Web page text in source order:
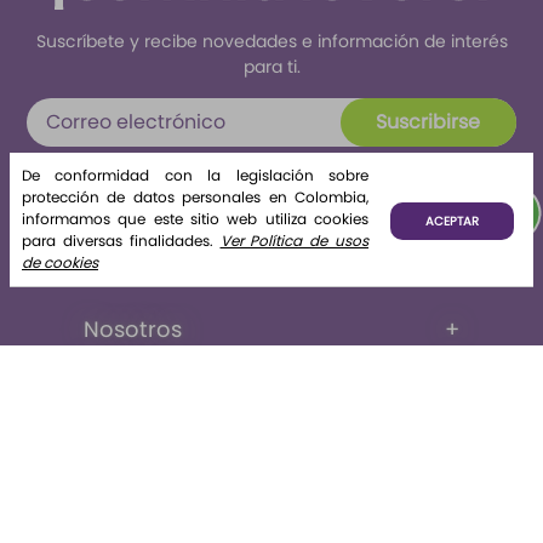
Suscríbete y recibe novedades e información de interés
para ti.
Suscribirse
Al enviar tus datos declaras haber leído y aceptado el
tratamiento de datos personales
Nosotros
+
De conformidad con la legislación sobre
protección de datos personales en Colombia,
informamos que este sitio web utiliza cookies
para diversas finalidades. Ver Política de usos
de cookies
ACEPTAR